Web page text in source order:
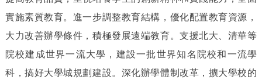
實施素質教育。進一步調整教育結構，優化配置教育資源，
大力改善辦學條件，積極發展遠端教育。支援北大、清華等
院校建成世界一流大學，建設一批世界知名院校和一流學
科，搞好大學城規劃建設。深化辦學體制改革，擴大學校的